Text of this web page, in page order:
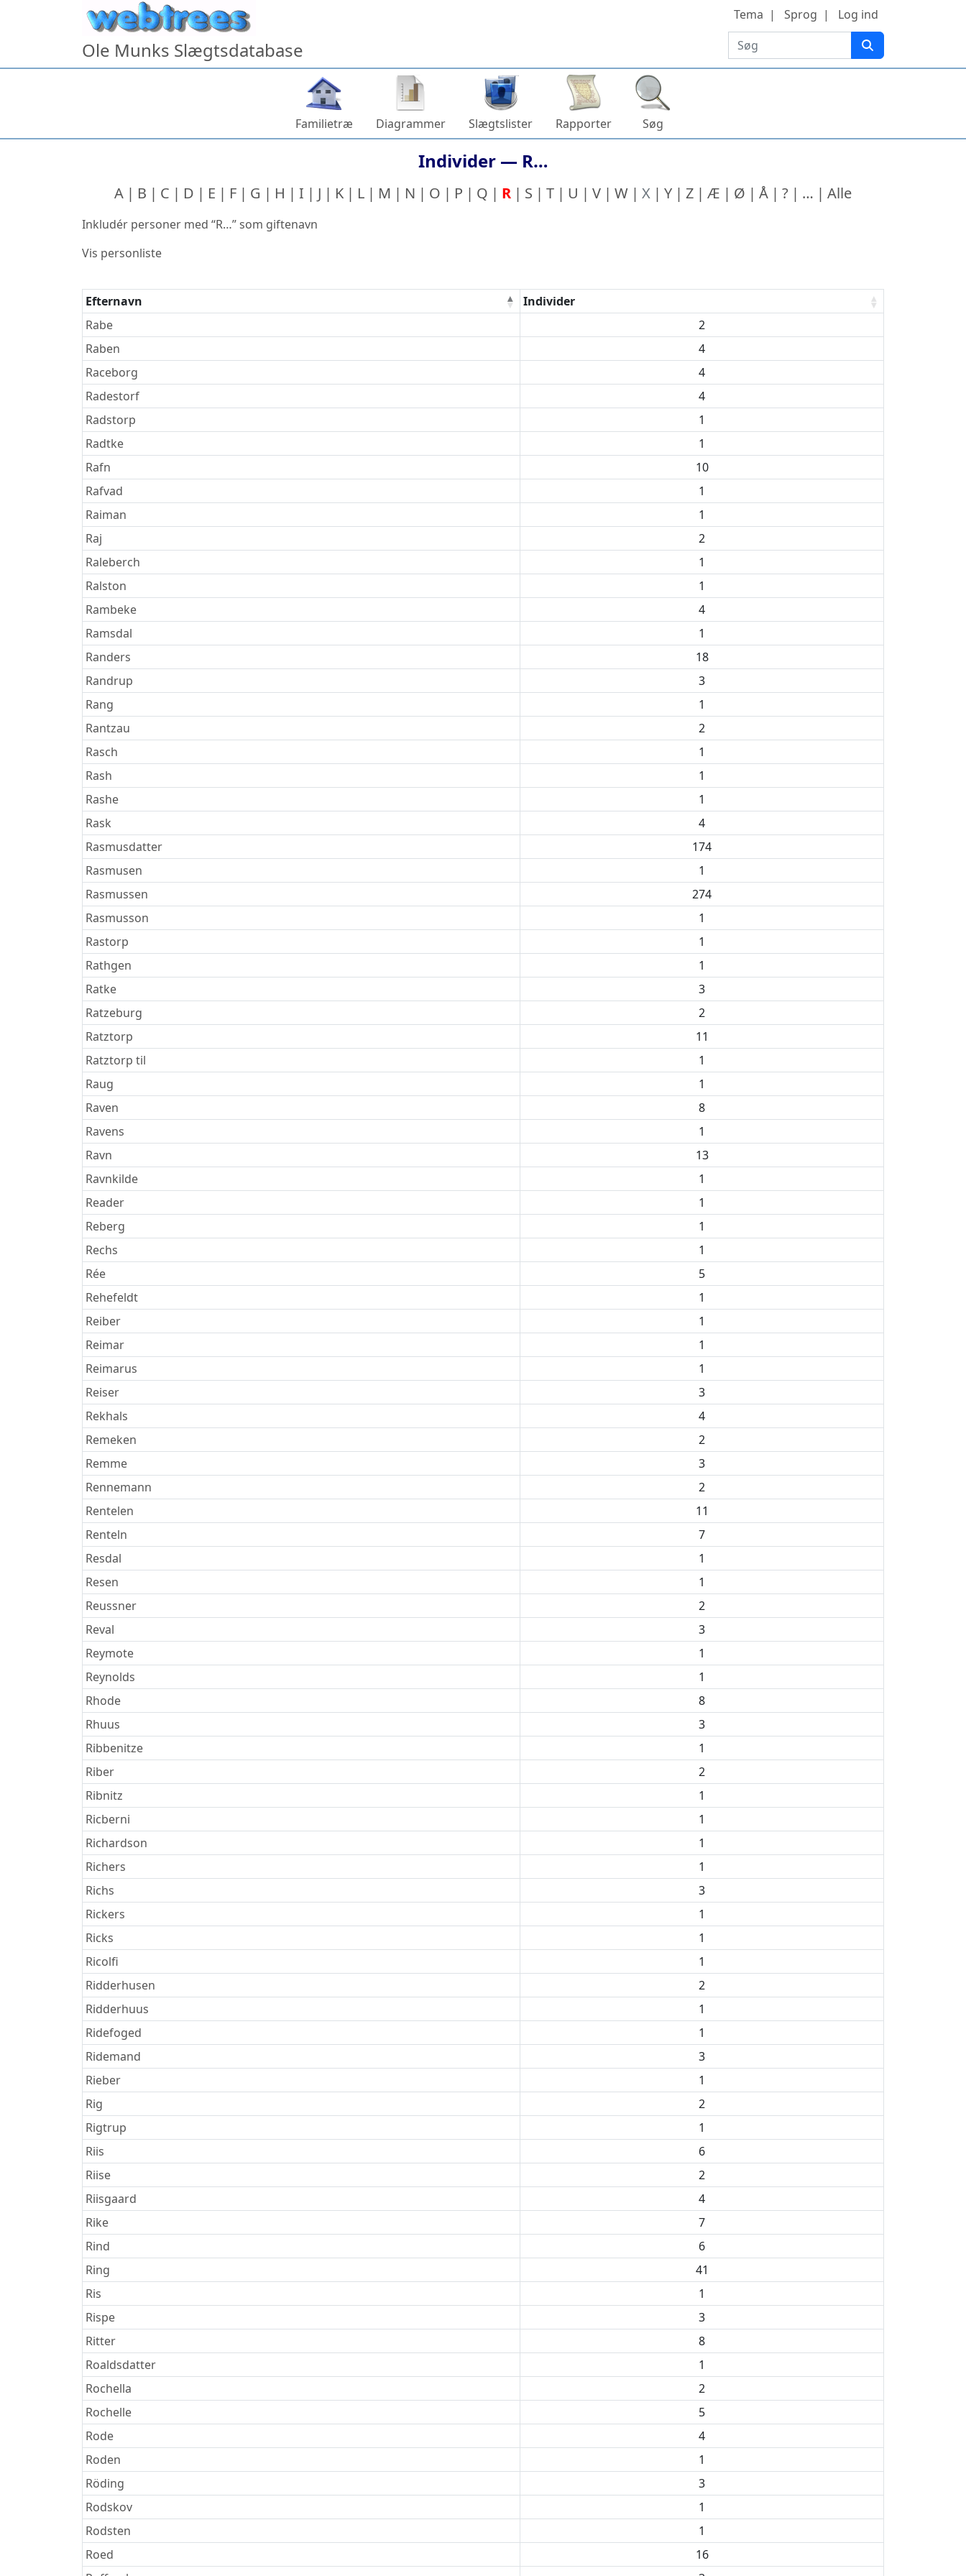
Hop til indhold
Ole Munks Slægtsdatabase Søg
Tema Sprog Log ind
Familietræ Diagrammer Slægtslister Rapporter Søg
Individer — R…
A B C D E F G H I J K L M N O P Q R S T U V W X Y Z Æ Ø Å ? … Alle
Inkludér personer med “R…” som giftenavn
Vis personliste
Efternavne
Efternavn
Individer
Rabe
2
Raben
4
Raceborg
4
Radestorf
4
Radstorp
1
Radtke
1
Rafn
10
Rafvad
1
Raiman
1
Raj
2
Raleberch
1
Ralston
1
Rambeke
4
Ramsdal
1
Randers
18
Randrup
3
Rang
1
Rantzau
2
Rasch
1
Rash
1
Rashe
1
Rask
4
Rasmusdatter
174
Rasmusen
1
Rasmussen
274
Rasmusson
1
Rastorp
1
Rathgen
1
Ratke
3
Ratzeburg
2
Ratztorp
11
Ratztorp til
1
Raug
1
Raven
8
Ravens
1
Ravn
13
Ravnkilde
1
Reader
1
Reberg
1
Rechs
1
Rée
5
Rehefeldt
1
Reiber
1
Reimar
1
Reimarus
1
Reiser
3
Rekhals
4
Remeken
2
Remme
3
Rennemann
2
Rentelen
11
Renteln
7
Resdal
1
Resen
1
Reussner
2
Reval
3
Reymote
1
Reynolds
1
Rhode
8
Rhuus
3
Ribbenitze
1
Riber
2
Ribnitz
1
Ricberni
1
Richardson
1
Richers
1
Richs
3
Rickers
1
Ricks
1
Ricolfi
1
Ridderhusen
2
Ridderhuus
1
Ridefoged
1
Ridemand
3
Rieber
1
Rig
2
Rigtrup
1
Riis
6
Riise
2
Riisgaard
4
Rike
7
Rind
6
Ring
41
Ris
1
Rispe
3
Ritter
8
Roaldsdatter
1
Rochella
2
Rochelle
5
Rode
4
Roden
1
Röding
3
Rodskov
1
Rodsten
1
Roed
16